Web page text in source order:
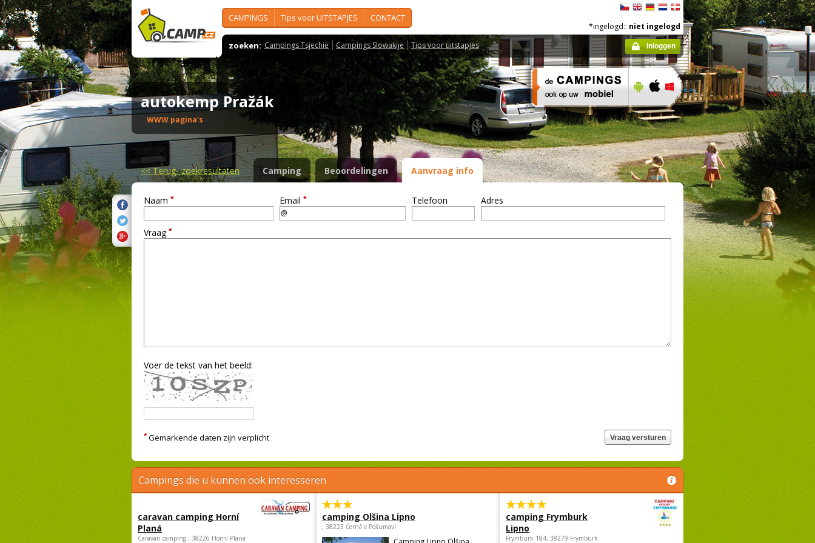
CAMPINGS Tips voor UITSTAPJES CONTACT
zoeken: Campings Tsjechië Campings Slowakije Tips voor uitstapjes
*ingelogd:: niet ingelogd
Inloggen
autokemp Pražák
WWW pagina's
<<Terug- zoekresultaten Camping Beoordelingen Aanvraag info
Naam * Email * Telefoon Adres
Vraag *
Voer de tekst van het beeld:
* Gemarkende daten zijn verplicht
Campings die u kunnen ook interesseren
caravan camping Horní
Planá
Caravan camping , 38226 Horní Planá
camping Olšina Lipno
, 38223 Černá v Pošumaví
camping Frymburk
Lipno
Frymburk 184, 38279 Frymburk